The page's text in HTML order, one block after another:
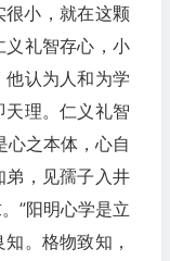
很小，就在这颗
义礼智存心，小
他认为人和为学
理。仁义礼智
心之本体，心自
弟，见孺子入井
”阳明心学是立
。格物致知，